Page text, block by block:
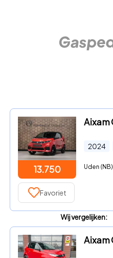
13.750
2024
Uden (NB)
Favoriet
Wij vergelijken: